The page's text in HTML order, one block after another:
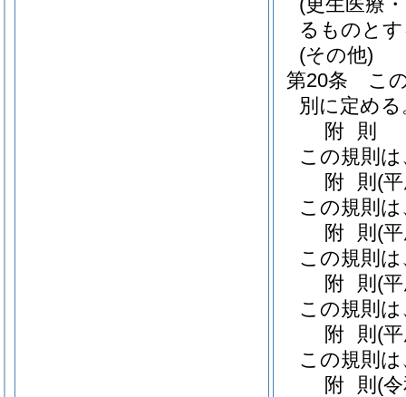
るものと
(その他)
第20条
こ
別に定める
附 則
この規則
附 則 (
この規則
附 則 (
この規則
附 則 (
この規則
附 則 (
この規則
附 則 (